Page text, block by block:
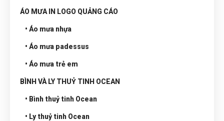
ÁO MƯA IN LOGO QUẢNG CÁO
• Áo mưa nhựa
• Áo mưa padessus
• Áo mưa trẻ em
BÌNH VÀ LY THUỶ TINH OCEAN
• Bình thuỷ tinh Ocean
• Ly thuỷ tinh Ocean